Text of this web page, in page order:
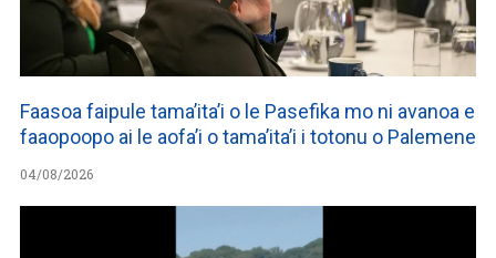
Faasoa faipule tama’ita’i o le Pasefika mo ni avanoa e
faaopoopo ai le aofa’i o tama’ita’i i totonu o Palemene
04/08/2026